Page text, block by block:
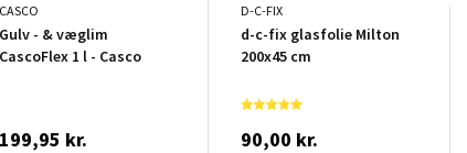
CASCO
Gulv - & væglim
CascoFlex 1 l - Casco
199,95 kr.
D-C-FIX
d-c-fix glasfolie Milton
200x45 cm
90,00 kr.